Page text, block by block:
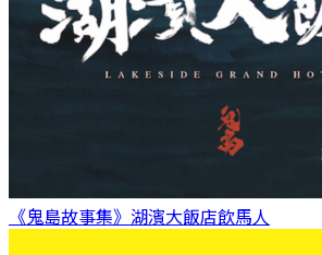
《鬼島故事集》湖濱大飯店飲馬人